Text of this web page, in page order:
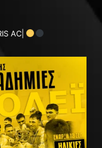
AC|